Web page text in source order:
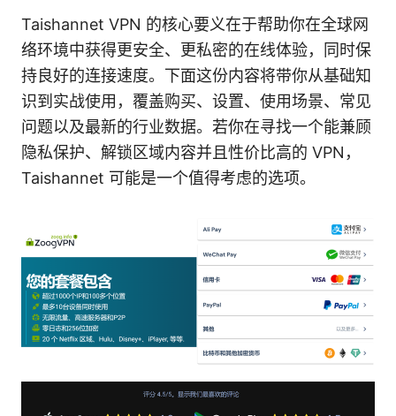
Taishannet VPN 的核心要义在于帮助你在全球网
络环境中获得更安全、更私密的在线体验，同时保
持良好的连接速度。下面这份内容将带你从基础知
识到实战使用，覆盖购买、设置、使用场景、常见
问题以及最新的行业数据。若你在寻找一个能兼顾
隐私保护、解锁区域内容并且性价比高的 VPN，
Taishannet 可能是一个值得考虑的选项。